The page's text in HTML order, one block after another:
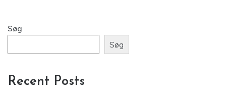
Søg
Søg
Recent Posts